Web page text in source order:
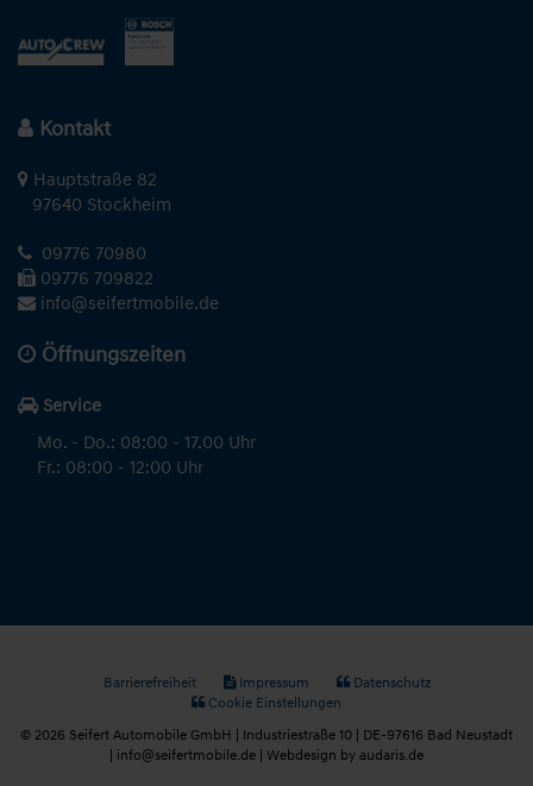
Kontakt
Hauptstraße 82
97640 Stockheim
09776 70980
09776 709822
info@seifertmobile.de
Öffnungszeiten
Service
Mo. - Do.: 08:00 - 17.00 Uhr
Fr.: 08:00 - 12:00 Uhr
Barrierefreiheit Impressum
Datenschutz
Cookie Einstellungen
© 2026 Seifert Automobile GmbH | Industriestraße 10 | DE-97616 Bad Neustadt
| info@seifertmobile.de | Webdesign by audaris.de